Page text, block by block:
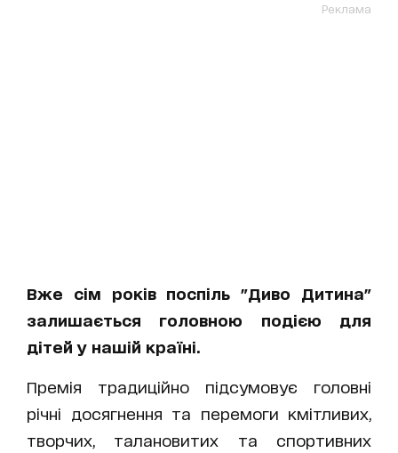
Реклама
Вже сім років поспіль "Диво Дитина"
залишається головною подією для
дітей у нашій країні.
Премія традиційно підсумовує головні
річні досягнення та перемоги кмітливих,
творчих, талановитих та спортивних